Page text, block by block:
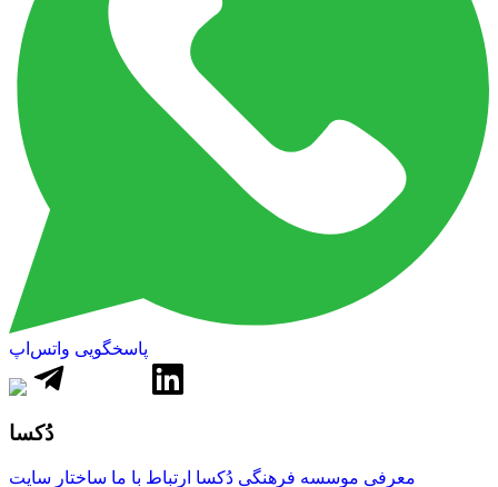
پاسخگویی واتس‌اپ
دُکسا
معرفی موسسه فرهنگی دُکسا ارتباط با ما ساختار سایت